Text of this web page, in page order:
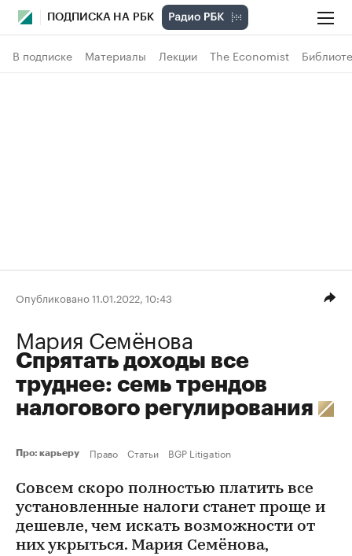
ПОДПИСКА НА РБК
В подписке Материалы Лекции The Economist
Опубликовано 11.01.2022, 10:43
Мария Семёнова
Спрятать доходы все
труднее: семь трендов
налогового регулирования
Про: карьеру Право Статьи BGP Litigation
Совсем скоро полностью платить все
установленные налоги станет проще и
дешевле, чем искать возможности от
них укрыться. Мария Семёнова,